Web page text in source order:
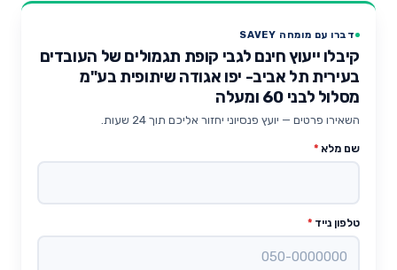
דברו עם מומחה SAVEY
קיבלו ייעוץ חינם לגבי קופת תגמולים של העובדים
בעירית תל אביב- יפו אגודה שיתופית בע"מ
מסלול לבני 60 ומעלה
השאירו פרטים — יועץ פנסיוני יחזור אליכם תוך 24 שעות.
שם מלא *
טלפון נייד *